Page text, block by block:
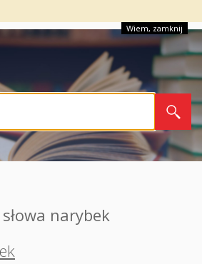
Wiem, zamknij
narybek